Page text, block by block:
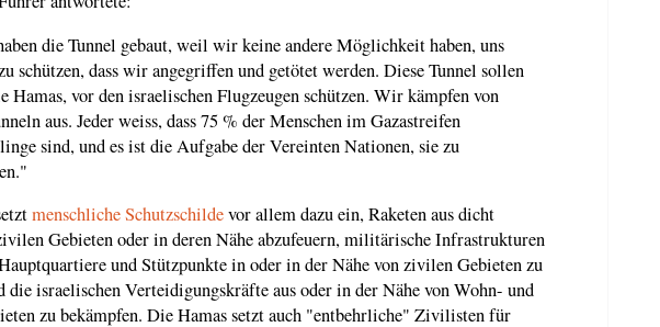
die Tunnel gebaut, weil wir keine andere Möglichkeit haben, uns
schützen, dass wir angegriffen und getötet werden. Diese Tunnel sollen
Hamas, vor den israelischen Flugzeugen schützen. Wir kämpfen von
aus. Jeder weiss, dass 75 % der Menschen im Gazastreifen
sind, und es ist die Aufgabe der Vereinten Nationen, sie zu
menschliche Schutzschildevor allem dazu ein, Raketen aus dicht
Gebieten oder in deren Nähe abzufeuern, militärische Infrastrukturen
und Stützpunkte in oder in der Nähe von zivilen Gebieten zu
die israelischen Verteidigungskräfte aus oder in der Nähe von Wohn- und
zu bekämpfen. Die Hamas setzt auch "entbehrliche" Zivilisten für